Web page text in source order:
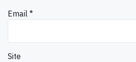
Email *
Site